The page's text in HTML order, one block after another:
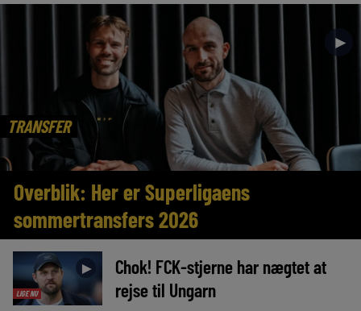
TRANSFER
►
Overblik: Her er Superligaens
sommertransfers 2026
LIGE NU
►
Chok! FCK-stjerne har nægtet at
rejse til Ungarn